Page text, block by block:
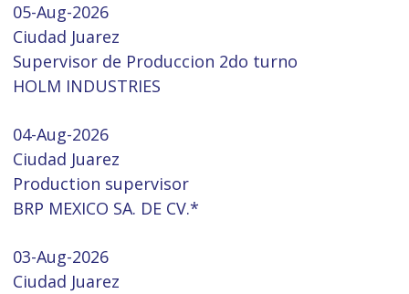
05-Aug-2026
Ciudad Juarez
Supervisor de Produccion 2do turno
HOLM INDUSTRIES
04-Aug-2026
Ciudad Juarez
Production supervisor
BRP MEXICO SA. DE CV.*
03-Aug-2026
Ciudad Juarez